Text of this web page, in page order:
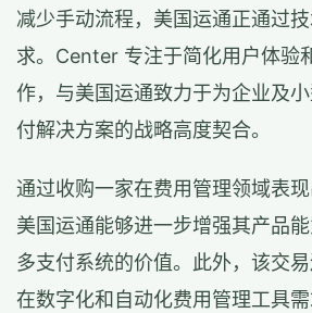
减少手动流程，美国运通正通过
求。Center 专注于简化用户体验
作，与美国运通致力于为企业及
付解决方案的战略高度契合。
通过收购一家在费用管理领域表现
美国运通能够进一步增强其产品
多支付系统的价值。此外，该交
在数字化和自动化费用管理工具